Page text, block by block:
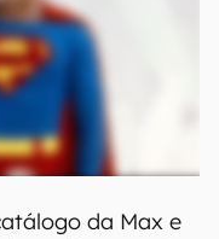
da Max e